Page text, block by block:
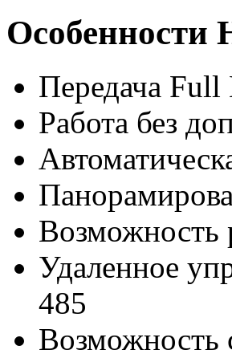
Особенности
Передача
Работа без
Возможность
Удаленное
485
Возможность